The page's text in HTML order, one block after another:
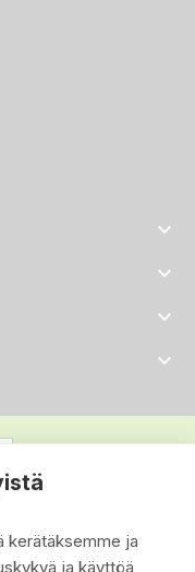
kerätäksemme ja
ja käyttöä,



